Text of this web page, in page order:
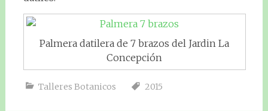
Palmera datilera de 7 brazos del Jardin La
Concepción
Talleres Botanicos 2015